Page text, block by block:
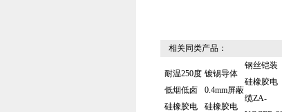
相关同类产品：
耐温250度
低烟低卤
硅橡胶电
镀锡导体
0.4mm屏蔽
硅橡胶电
钢丝铠装
硅橡胶电
缆ZA-